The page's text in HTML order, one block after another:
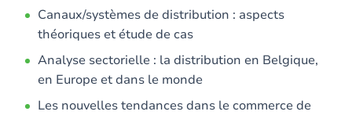
Canaux/systèmes de distribution : aspects
théoriques et étude de cas
Analyse sectorielle : la distribution en Belgique,
en Europe et dans le monde
Les nouvelles tendances dans le commerce de